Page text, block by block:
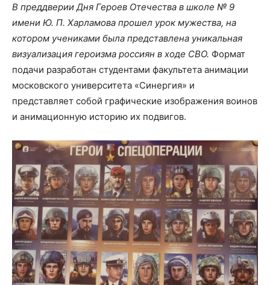
В преддверии Дня Героев Отечества в школе № 9
имени Ю. П. Харламова прошел урок мужества, на
котором учениками была представлена уникальная
визуализация героизма россиян в ходе СВО. Формат
подачи разработан студентами факультета анимации
московского университета «Синергия» и
представляет собой графические изображения воинов
и анимационную историю их подвигов.